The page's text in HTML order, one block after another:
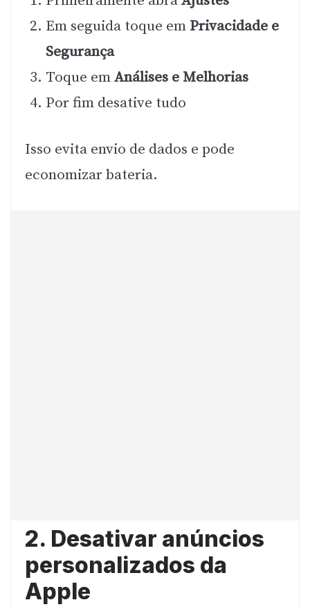
Em seguida toque em Privacidade e
Segurança
Toque emAnálises e Melhorias
Por fim desative tudo
Isso evita envio de dados e pode
economizar bateria.
2. Desativar anúncios
personalizados da
Apple